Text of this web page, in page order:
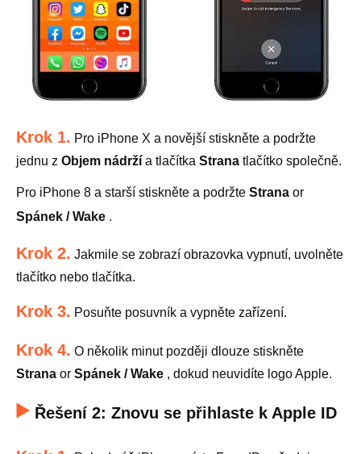
Krok 1. Pro iPhone X a novější stiskněte a podržte
jednu z Objem nádrží a tlačítka Strana tlačítko společně.
Pro iPhone 8 a starší stiskněte a podržte Strana or
Spánek / Wake .
Krok 2. Jakmile se zobrazí obrazovka vypnutí, uvolněte
tlačítko nebo tlačítka.
Krok 3. Posuňte posuvník a vypněte zařízení.
Krok 4. O několik minut později dlouze stiskněte
Strana or Spánek / Wake , dokud neuvidíte logo Apple.
Řešení 2: Znovu se přihlaste k Apple ID